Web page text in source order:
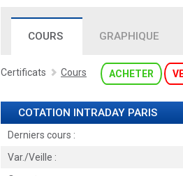
COURS GRAPHIQUE
Certificats Cours ACHETER
COTATION INTRADAY PARIS
Derniers cours :
Var./Veille :